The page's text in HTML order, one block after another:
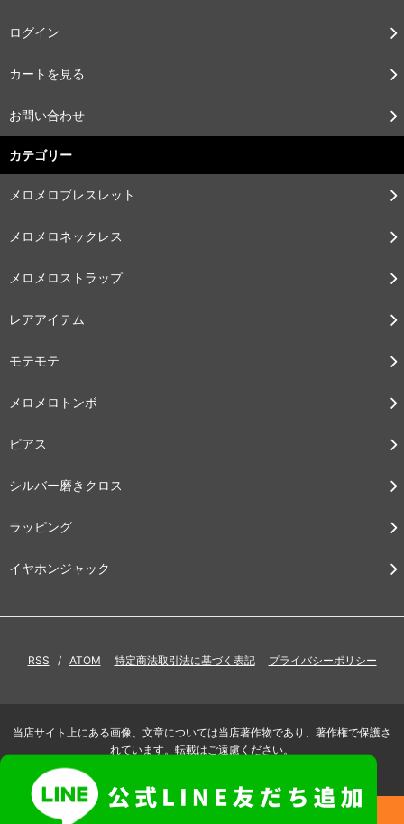
ログイン
カートを見る
お問い合わせ
カテゴリー
メロメロブレスレット
メロメロネックレス
メロメロストラップ
レアアイテム
モテモテ
メロメロトンボ
ピアス
シルバー磨きクロス
ラッピング
イヤホンジャック
RSS / ATOM 特定商法取引法に基づく表記 プライバシーポリシー
当店サイト上にある画像、文章については当店著作物であり、著作権で保護さ
れています。転載はご遠慮ください。
Copyright (C) BOONOONOONOOS. All Rights Reserved.